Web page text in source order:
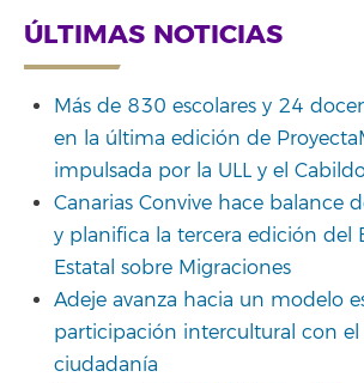
ÚLTIMAS NOTICIAS
Más de 830 escolares y 24
en la última edición de
impulsada por la ULL y el
Canarias Convive hace balance
y planifica la tercera edición del
Estatal sobre Migraciones
Adeje avanza hacia un modelo
participación intercultural con el
ciudadanía